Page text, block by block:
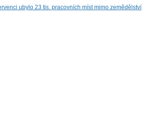
ubylo 23 tis. pracovních míst mimo zemědělství